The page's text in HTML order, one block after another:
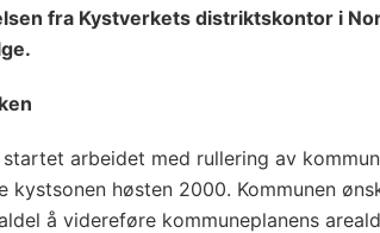
fra Kystverkets distriktskontor i
arbeidet med rullering av
kystsonen høsten 2000. Kommunen
å videreføre kommuneplanens